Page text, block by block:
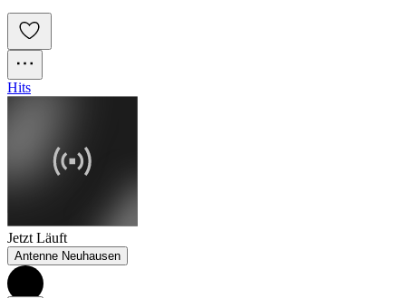
Hits
Jetzt Läuft
Antenne Neuhausen